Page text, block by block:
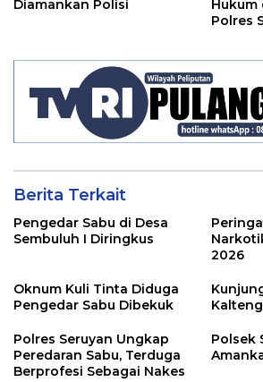
Diamankan Polisi
Polres
Berita Terkait
Pengedar Sabu di Desa
Sembuluh I Diringkus
2026
Oknum Kuli Tinta Diduga
Pengedar Sabu Dibekuk
Polres Seruyan Ungkap
Peredaran Sabu, Terduga
Berprofesi Sebagai Nakes
Polsek